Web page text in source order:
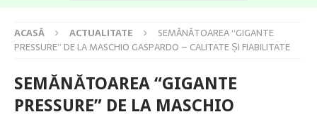
ACASĂ ACTUALITATE
SEMĂNĂTOAREA “GIGANTE
PRESSURE” DE LA MASCHIO GASPARDO – CALITATE ȘI FIABILITATE
SEMĂNĂTOAREA “GIGANTE
PRESSURE” DE LA MASCHIO